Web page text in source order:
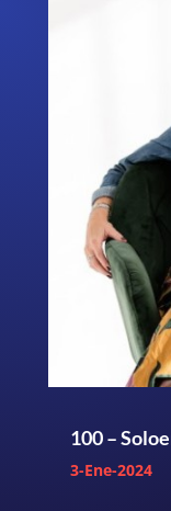
100 –
3-Ene-2024